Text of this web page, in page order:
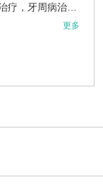
专长：擅长牙体牙髓病治疗，牙周病治疗，微创拔牙，阻生牙拔除，口腔修复及美容，儿童口腔疾病预防及治疗。
更多